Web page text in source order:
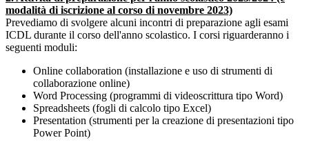
modalità di iscrizione al corso di novembre 2023)
Prevediamo di svolgere alcuni incontri di preparazione agli esami
ICDL durante il corso dell'anno scolastico. I corsi riguarderanno i
seguenti moduli:
Online collaboration (installazione e uso di strumenti di
collaborazione online)
Word Processing (programmi di videoscrittura tipo Word)
Spreadsheets (fogli di calcolo tipo Excel)
Presentation (strumenti per la creazione di presentazioni tipo
Power Point)